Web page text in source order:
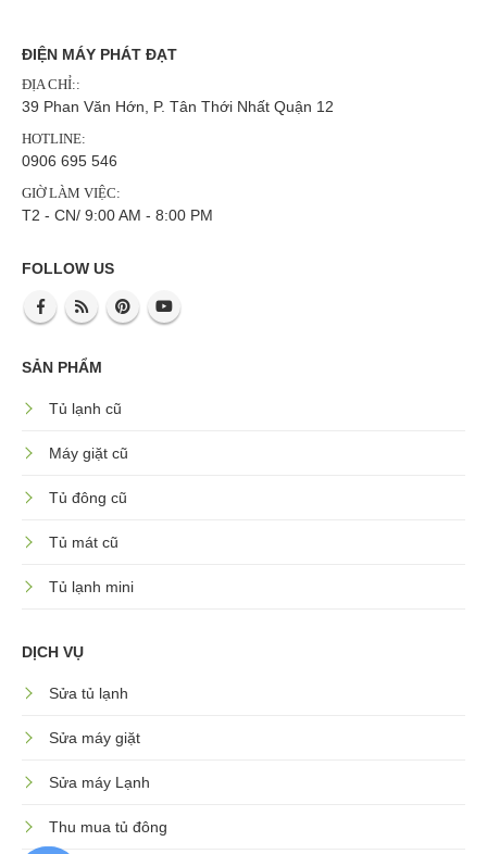
ĐIỆN MÁY PHÁT ĐẠT
ĐỊA CHỈ::
39 Phan Văn Hớn, P. Tân Thới Nhất Quận 12
HOTLINE:
0906 695 546
GIỜ LÀM VIỆC:
T2 - CN/ 9:00 AM - 8:00 PM
FOLLOW US
SẢN PHẨM
Tủ lạnh cũ
Máy giặt cũ
Tủ đông cũ
Tủ mát cũ
Tủ lạnh mini
DỊCH VỤ
Sửa tủ lạnh
Sửa máy giặt
Sửa máy Lạnh
Thu mua tủ đông